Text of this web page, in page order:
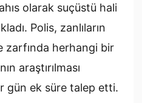
olarak suçüstü hali
Polis, zanlıların
zarfında herhangi bir
araştırılması
gün ek süre talep etti.